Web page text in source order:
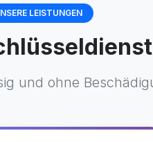
LEISTUNGEN
und ohne